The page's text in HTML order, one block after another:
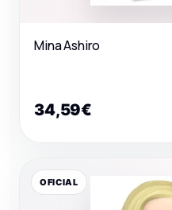
Mina Ashiro
34,59€
OFICIAL